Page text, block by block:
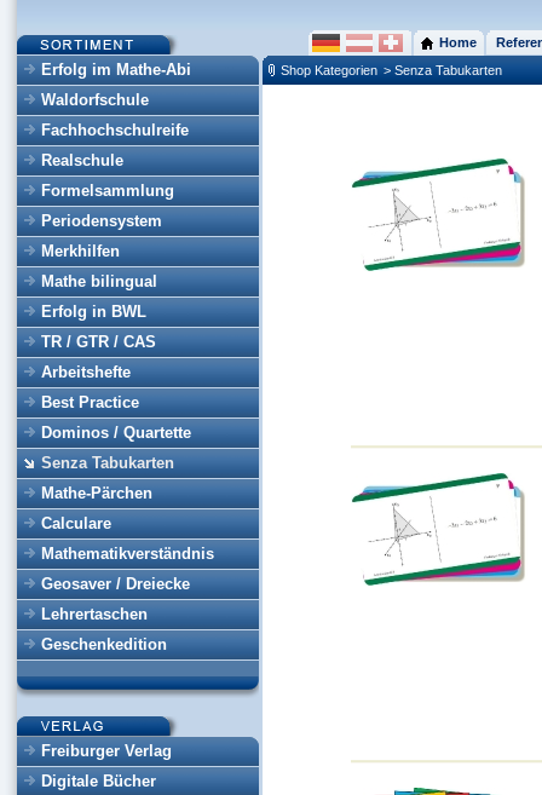
Erfolg im Mathe-Abi
Waldorfschule
Fachhochschulreife
Realschule
Formelsammlung
Periodensystem
Merkhilfen
Mathe bilingual
Erfolg in BWL
TR / GTR / CAS
Arbeitshefte
Best Practice
Dominos / Quartette
Senza Tabukarten
Mathe-Pärchen
Calculare
Mathematikverständnis
Geosaver / Dreiecke
Lehrertaschen
Geschenkedition
Freiburger Verlag
Digitale Bücher
Home
Shop Kategorien > Senza Tabukarten